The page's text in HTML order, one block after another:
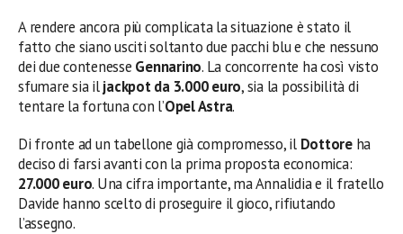
A rendere ancora più complicata la situazione è stato il
fatto che siano usciti soltanto due pacchi blu e che nessuno
dei due contenesse Gennarino. La concorrente ha così visto
sfumare sia iljackpot da 3.000 euro, sia la possibilità di
tentare la fortuna con l’Opel Astra.
Di fronte ad un tabellone già compromesso, il Dottoreha
deciso di farsi avanti con la prima proposta economica:
27.000 euro. Una cifra importante, ma Annalidia e il fratello
Davide hanno scelto di proseguire il gioco, rifiutando
l’assegno.